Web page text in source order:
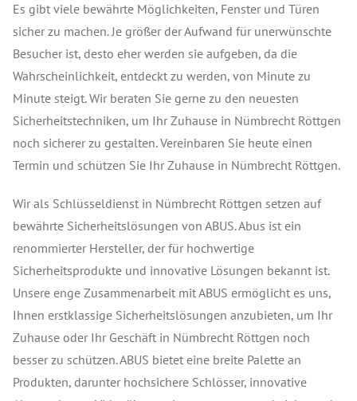
Es gibt viele bewährte Möglichkeiten, Fenster und Türen
sicher zu machen. Je größer der Aufwand für unerwünschte
Besucher ist, desto eher werden sie aufgeben, da die
Wahrscheinlichkeit, entdeckt zu werden, von Minute zu
Minute steigt. Wir beraten Sie gerne zu den neuesten
Sicherheitstechniken, um Ihr Zuhause in Nümbrecht Röttgen
noch sicherer zu gestalten. Vereinbaren Sie heute einen
Termin und schützen Sie Ihr Zuhause in Nümbrecht Röttgen.
Wir als Schlüsseldienst in Nümbrecht Röttgen setzen auf
bewährte Sicherheitslösungen von ABUS. Abus ist ein
renommierter Hersteller, der für hochwertige
Sicherheitsprodukte und innovative Lösungen bekannt ist.
Unsere enge Zusammenarbeit mit ABUS ermöglicht es uns,
Ihnen erstklassige Sicherheitslösungen anzubieten, um Ihr
Zuhause oder Ihr Geschäft in Nümbrecht Röttgen noch
besser zu schützen. ABUS bietet eine breite Palette an
Produkten, darunter hochsichere Schlösser, innovative